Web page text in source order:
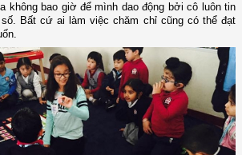
không bao giờ để mình dao động bởi cô luôn tin
Bất cứ ai làm việc chăm chỉ cũng có thể đạt